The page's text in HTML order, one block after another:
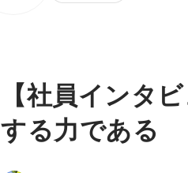
【社員インタ
する力である